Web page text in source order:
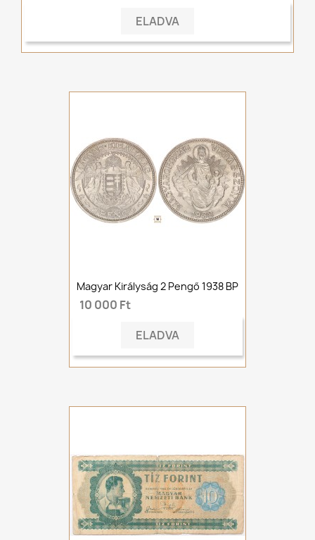
ELADVA
Magyar Királyság 2 Pengő 1938 BP
10 000 Ft
ELADVA